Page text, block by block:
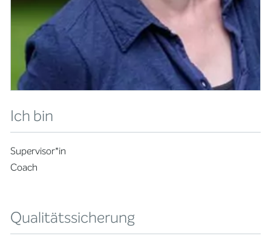
Ich bin
Supervisor*in
Coach
Qualitätssicherung